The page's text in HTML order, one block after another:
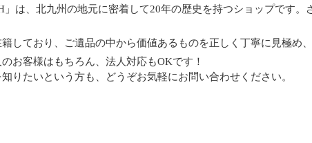
は、北九州の地元に密着して20年の歴史を持つショップです
しており、ご遺品の中から価値あるものを正しく丁寧に見極め
お客様はもちろん、法人対応もOKです！
りたいという方も、どうぞお気軽にお問い合わせください。